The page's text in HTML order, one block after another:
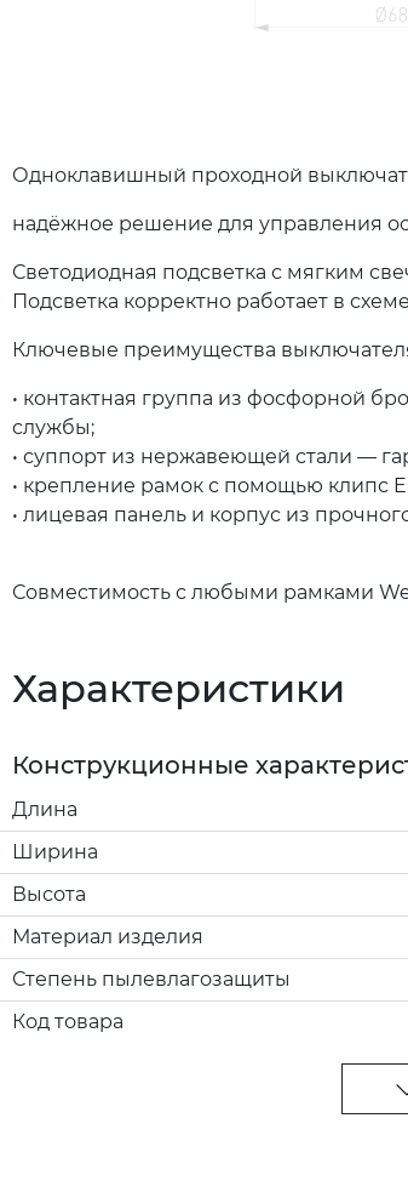
Одноклавишный проходной
надёжное решение для управления
Светодиодная подсветка с мягким
Подсветка корректно работает в
Ключевые преимущества
• контактная группа из фосфорной
службы;
• суппорт из нержавеющей стали —
• крепление рамок с помощью клипс
• лицевая панель и корпус из
Совместимость с любыми рамками
Характеристики
Конструкционные
Длина
Ширина
Высота
Материал изделия
Степень пылевлагозащиты
Код товара